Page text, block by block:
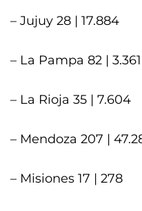
– Jujuy 28 | 17.884
– La Pampa 82 | 3.361
– La Rioja 35 | 7.604
– Mendoza 207 |
– Misiones 17 | 278